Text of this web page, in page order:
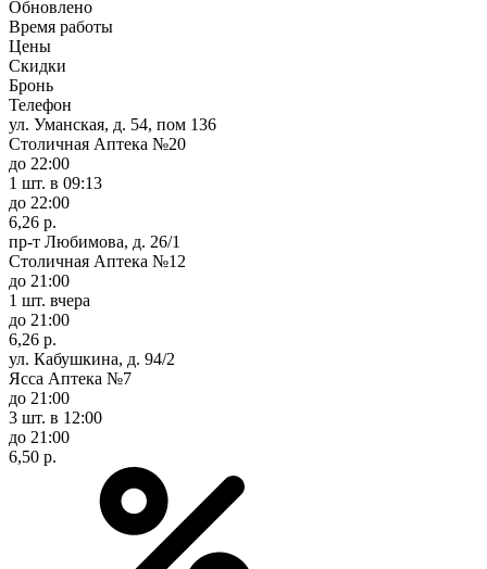
Обновлено
Время работы
Цены
Скидки
Бронь
Телефон
ул. Уманская, д. 54, пом 136
Столичная Аптека №20
до 22:00
1 шт. в 09:13
до 22:00
6,26 р.
пр-т Любимова, д. 26/1
Столичная Аптека №12
до 21:00
1 шт. вчера
до 21:00
6,26 р.
ул. Кабушкина, д. 94/2
Ясса Аптека №7
до 21:00
3 шт. в 12:00
до 21:00
6,50 р.